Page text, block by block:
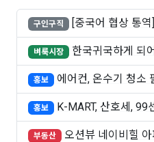
구인구직
[중국어 협상 통
쑤..
벼룩시장 한국귀국하게 되
홍보 에어컨, 온수기 청소
홍보
K-MART, 산호세, 99
..
부동산 오션뷰 네이비힐 아